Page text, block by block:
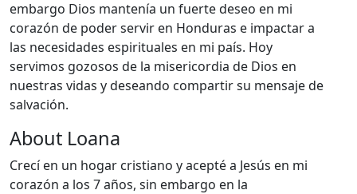
embargo Dios mantenía un fuerte deseo en mi
corazón de poder servir en Honduras e impactar a
las necesidades espirituales en mi país. Hoy
servimos gozosos de la misericordia de Dios en
nuestras vidas y deseando compartir su mensaje de
salvación.
About Loana
Crecí en un hogar cristiano y acepté a Jesús en mi
corazón a los 7 años, sin embargo en la